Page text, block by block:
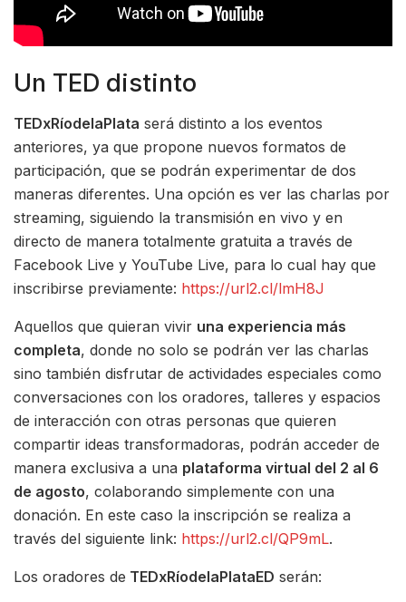
Un TED distinto
TEDxRíodelaPlata será distinto a los eventos
anteriores, ya que propone nuevos formatos de
participación, que se podrán experimentar de dos
maneras diferentes. Una opción es ver las charlas por
streaming, siguiendo la transmisión en vivo y en
directo de manera totalmente gratuita a través de
Facebook Live y YouTube Live, para lo cual hay que
inscribirse previamente: https://url2.cl/lmH8J
Aquellos que quieran vivir una experiencia más
completa, donde no solo se podrán ver las charlas
sino también disfrutar de actividades especiales como
conversaciones con los oradores, talleres y espacios
de interacción con otras personas que quieren
compartir ideas transformadoras, podrán acceder de
manera exclusiva a una plataforma virtual del 2 al 6
de agosto, colaborando simplemente con una
donación. En este caso la inscripción se realiza a
través del siguiente link: https://url2.cl/QP9mL.
Los oradores de TEDxRíodelaPlataED serán: